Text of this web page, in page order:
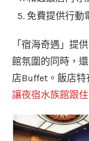
免費提供行動
「宿海奇遇」提
館氛圍的同時，
店Buffet。飯店特
讓夜宿水族館跟